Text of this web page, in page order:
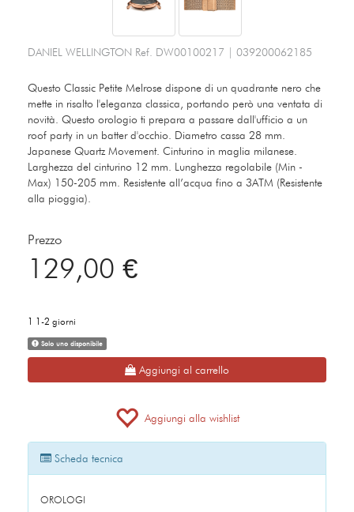
DANIEL WELLINGTON Ref. DW00100217 039200062185
Questo Classic Petite Melrose dispone di un quadrante nero che
mette in risalto l'eleganza classica, portando però una ventata di
novità. Questo orologio ti prepara a passare dall'ufficio a un
roof party in un batter d'occhio. Diametro cassa 28 mm.
Japanese Quartz Movement. Cinturino in maglia milanese.
Larghezza del cinturino 12 mm. Lunghezza regolabile (Min -
Max) 150-205 mm. Resistente all’acqua fino a 3ATM (Resistente
alla pioggia).
Prezzo
129,00 €
1 1-2 giorni
Solo uno disponibile
Aggiungi al carrello
Aggiungi alla wishlist
Scheda tecnica
OROLOGI